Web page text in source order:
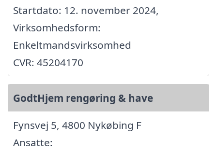
Startdato: 12. november 2024,
Virksomhedsform:
Enkeltmandsvirksomhed
CVR: 45204170
GodtHjem rengøring & have
Fynsvej 5, 4800 Nykøbing F
Ansatte: